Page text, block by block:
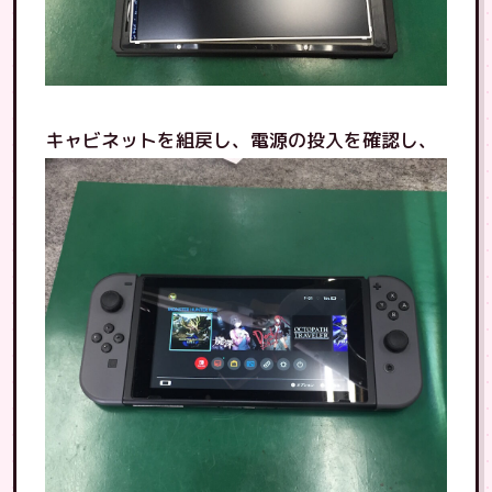
キャビネットを組戻し、電源の投入を確認し、